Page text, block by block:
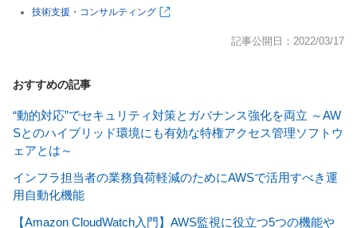
技術支援・コンサルティング
記事公開日：2022/03/17
おすすめの記事
“動的対応”でセキュリティ対策とガバナンス強化を両立 ～AW
Sとのハイブリッド環境にも有効な特権アクセス管理ソフトウ
ェアとは～
インフラ担当者の業務負荷軽減のためにAWSで活用すべき運
用自動化機能
【Amazon CloudWatch入門】AWS監視に役立つ5つの機能や